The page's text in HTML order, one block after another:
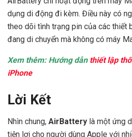
dụng di động đi kèm. Điều này có
theo dõi tình trạng pin của các thiết
đang di chuyển mà không có máy
Xem thêm: Hướng dẫnthiết lập
iPhone
Lời Kết
Nhìn chung, AirBattery là một ứng
tiện lợi cho người dùng Apple với